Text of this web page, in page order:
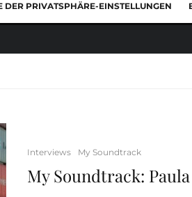
DER PRIVATSPHÄRE-EINSTELLUNGEN
Interviews My Soundtrack
My Soundtrack: